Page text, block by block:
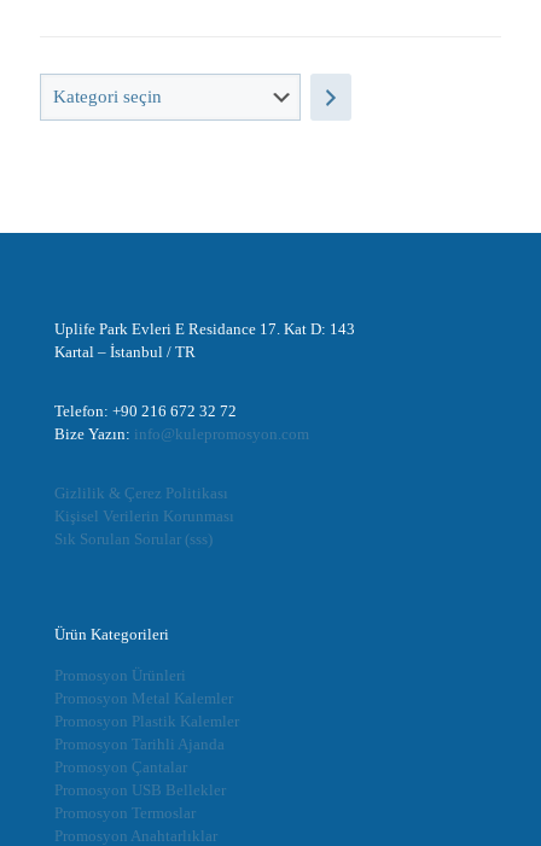
Kategori
Uplife Park Evleri E Residance 17. Kat D: 143
Kartal – İstanbul / TR
Telefon: +90 216 672 32 72
Bize Yazın: info@kulepromosyon.com
Gizlilik & Çerez Politikası
Kişisel Verilerin Korunması
Sık Sorulan Sorular (sss)
Ürün Kategorileri
Promosyon Ürünleri
Promosyon Metal Kalemler
Promosyon Plastik Kalemler
Promosyon Tarihli Ajanda
Promosyon Çantalar
Promosyon USB Bellekler
Promosyon Termoslar
Promosyon Anahtarlıklar